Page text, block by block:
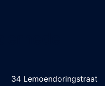
34 Lemoendoringstraat